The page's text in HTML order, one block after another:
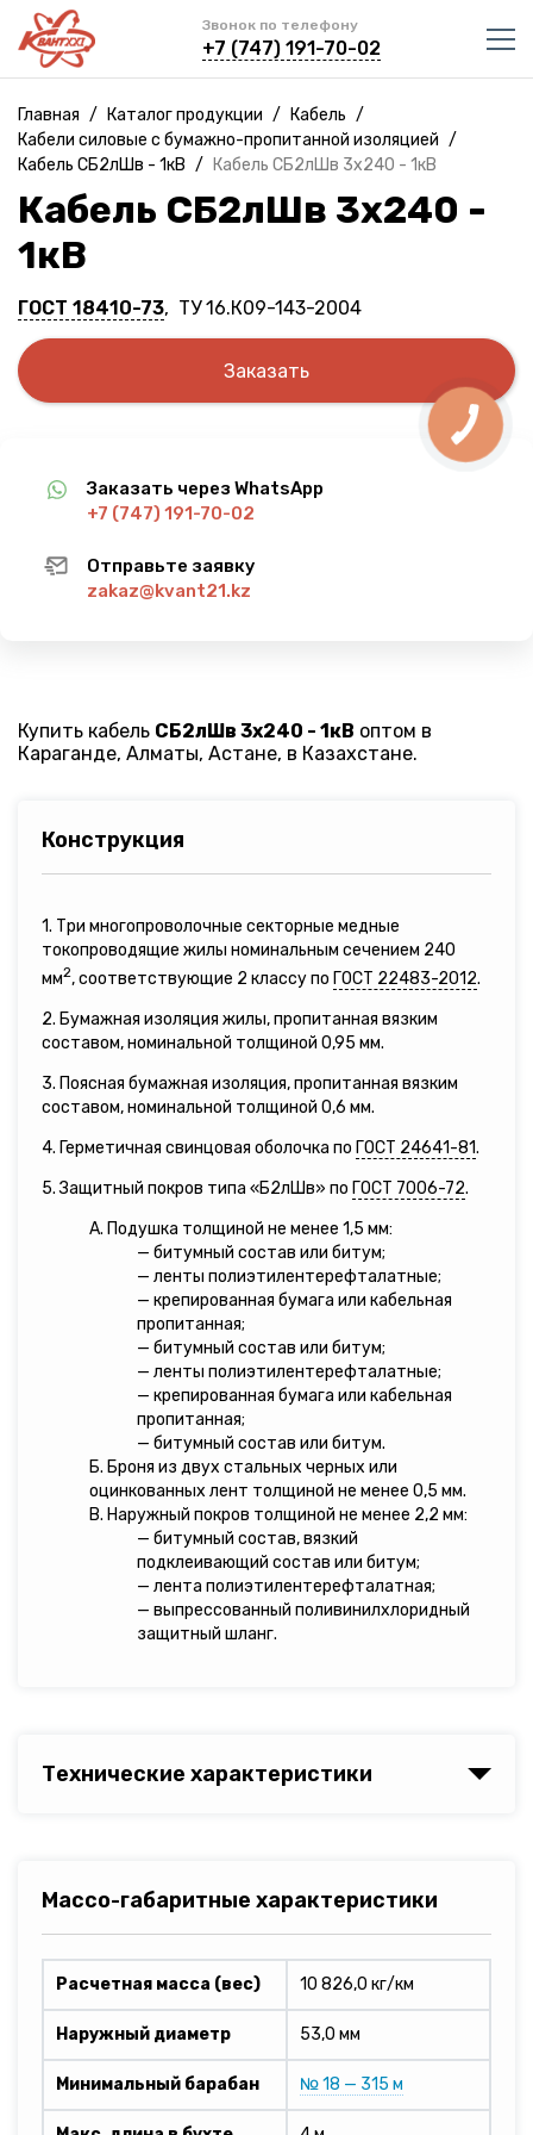
Звонок по телефону
+7 (747) 191-70-02
Главная / Каталог продукции / Кабель /
Кабели силовые с бумажно-пропитанной изоляцией /
Кабель СБ2лШв - 1кВ / Кабель СБ2лШв 3х240 - 1кВ
Кабель СБ2лШв 3х240 -
1кВ
ГОСТ 18410-73, ТУ 16.К09-143-2004
Заказать
Заказать через WhatsApp
+7 (747) 191-70-02
Отправьте заявку
zakaz@kvant21.kz
Купить кабель СБ2лШв 3х240 - 1кВ оптом в
Караганде, Алматы, Астане, в Казахстане.
Конструкция
1. Три многопроволочные секторные медные
токопроводящие жилы номинальным сечением 240
мм2, соответствующие 2 классу по ГОСТ 22483-2012.
2. Бумажная изоляция жилы, пропитанная вязким
составом, номинальной толщиной 0,95 мм.
3. Поясная бумажная изоляция, пропитанная вязким
составом, номинальной толщиной 0,6 мм.
4. Герметичная свинцовая оболочка по ГОСТ 24641-81.
5. Защитный покров типа «Б2лШв» по ГОСТ 7006-72.
А. Подушка толщиной не менее 1,5 мм:
— битумный состав или битум;
— ленты полиэтилентерефталатные;
— крепированная бумага или кабельная
пропитанная;
— битумный состав или битум;
— ленты полиэтилентерефталатные;
— крепированная бумага или кабельная
пропитанная;
— битумный состав или битум.
Б. Броня из двух стальных черных или
оцинкованных лент толщиной не менее 0,5 мм.
В. Наружный покров толщиной не менее 2,2 мм:
— битумный состав, вязкий
подклеивающий состав или битум;
— лента полиэтилентерефталатная;
— выпрессованный поливинилхлоридный
защитный шланг.
Технические характеристики
Массо-габаритные характеристики
Расчетная масса (вес) 10 826,0 кг/км
Наружный диаметр 53,0 мм
Минимальный барабан № 18 — 315 м